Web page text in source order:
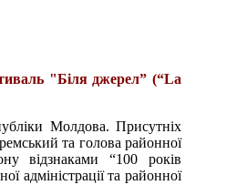
"Біля джерел” (“La
Молдова. Присутніх
та голова районної
відзнаками “100 років
адміністрації та районної